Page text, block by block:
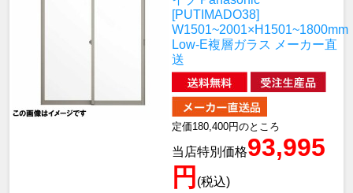
[PUTIMADO38]
W1501~2001×H1501~1800mm
Low-E複層ガラス メーカー直
送
定価180,400円のところ
当店特別価格93,995
円 (税込)